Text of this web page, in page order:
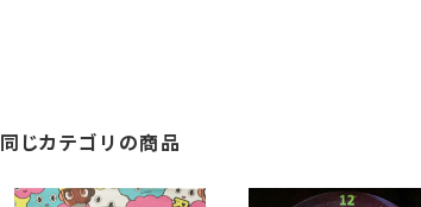
同じカテゴリの商品